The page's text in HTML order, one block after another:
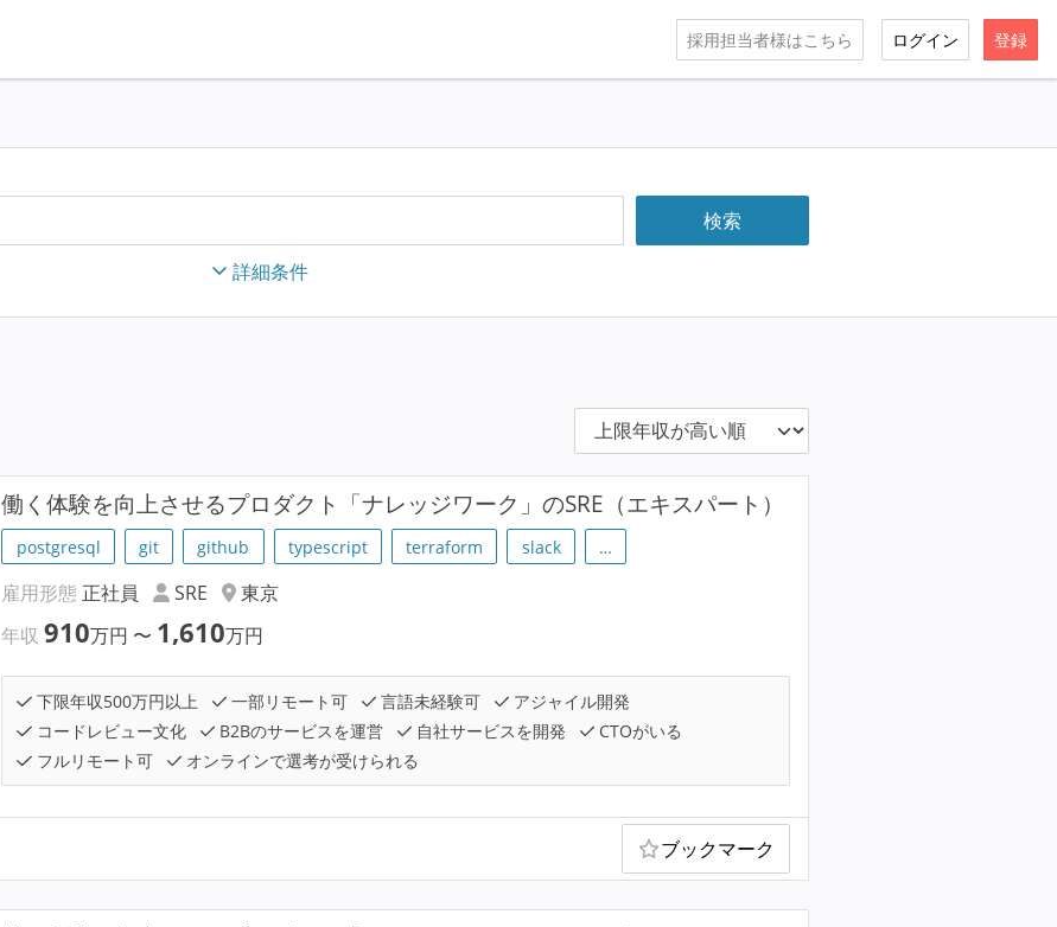
採用担当者様はこちら ログイン 登録
詳細条件
働く体験を向上させるプロダクト「ナレッジワーク」のSRE（エキスパート）
postgresql git github typescript terraform slack …
雇用形態 正社員 SRE
東京
年収910万円 〜 1,610万円
下限年収500万円以上 一部リモート可 言語未経験可
アジャイル開発
コードレビュー文化
B2Bのサービスを運営 自社サービスを開発
CTOがいる
フルリモート可
オンラインで選考が受けられる
ブックマーク